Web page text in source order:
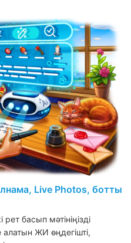
Live Photos, ботты
рет басып мәтініңізді
алатын ЖИ өңдегішті,